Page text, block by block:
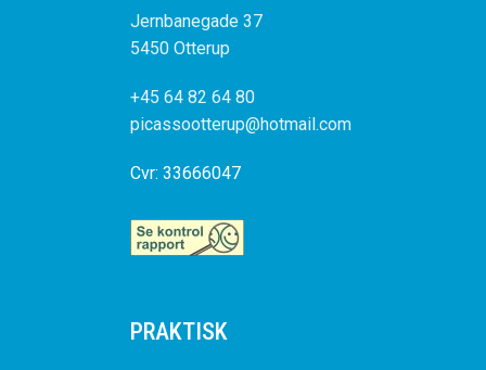
Jernbanegade 37
5450 Otterup
+45 64 82 64 80
picassootterup@hotmail.com
Cvr: 33666047
PRAKTISK